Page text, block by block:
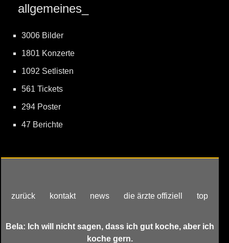
allgemeines_
3006 Bilder
1801 Konzerte
1092 Setlisten
561 Tickets
294 Poster
47 Berichte
zurück kontakt news die ärzte offiziell top
Bela: Ich will nicht sagen, dass ich gut koche, aber ich
koche gern.